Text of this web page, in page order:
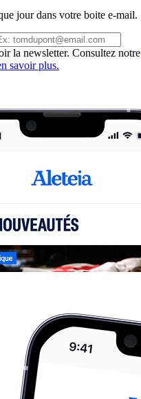
jour dans votre boite e-mail.
la newsletter. Consultez notre
savoir plus.